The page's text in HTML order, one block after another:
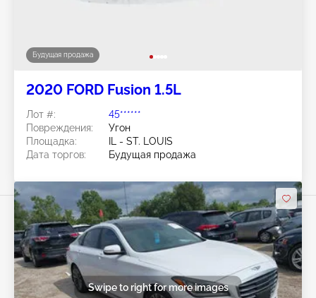
Будущая продажа
2020 FORD Fusion 1.5L
Лот #:
45******
Повреждения:
Угон
Площадка:
IL - ST. LOUIS
Дата торгов:
Будущая продажа
Swipe to right for more images